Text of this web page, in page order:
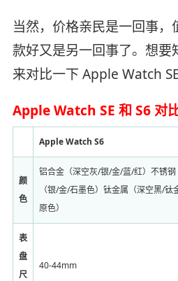
当然，价格亲民是一回事，
款好又是另一回事了。想要
来对比一下 Apple Watch
Apple Watch SE 和 S6 对比
Apple Watch S6
颜
色
铝合金（深空灰/银/金/蓝/红）不锈钢
（银/金/石墨色）钛金属（深空黑/钛
原色）
表
盘
尺
40-44mm